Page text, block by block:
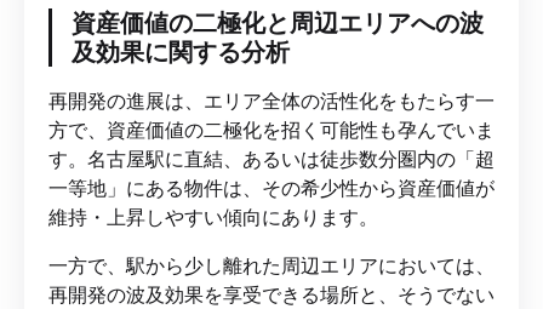
資産価値の二極化と周辺エリアへの波
及効果に関する分析
再開発の進展は、エリア全体の活性化をもたらす一
方で、資産価値の二極化を招く可能性も孕んでいま
す。名古屋駅に直結、あるいは徒歩数分圏内の「超
一等地」にある物件は、その希少性から資産価値が
維持・上昇しやすい傾向にあります。
一方で、駅から少し離れた周辺エリアにおいては、
再開発の波及効果を享受できる場所と、そうでない